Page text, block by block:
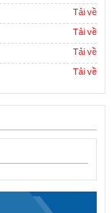
Tải về
Tải về
Tải về
Tải về